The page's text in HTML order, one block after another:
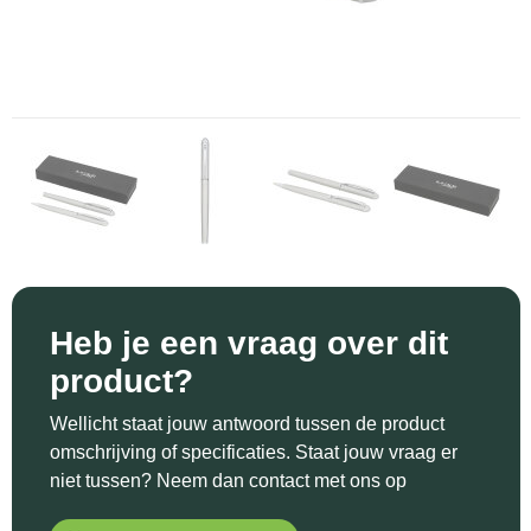
Spellen voor binnen en buiten
Veiligheid, Auto en Fiets
Vrije tijd en Strand
Waterflesjes
Koffers en Trolleys
Laptop hoezen en tassen
Opbergtassen
Opvouwbare tassen
Papieren tassen
Restauranttextiel
Sweaters
T-Shirts
Veiligheidssignalering en Verlichting
Vesten
Heb je een vraag over dit
product?
Wellicht staat jouw antwoord tussen de product
omschrijving of specificaties. Staat jouw vraag er
niet tussen? Neem dan contact met ons op